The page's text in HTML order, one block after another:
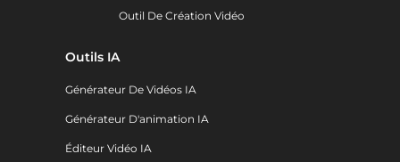
Outil De Création Vidéo
Outils IA
Générateur De Vidéos IA
Générateur D'animation IA
Éditeur Vidéo IA